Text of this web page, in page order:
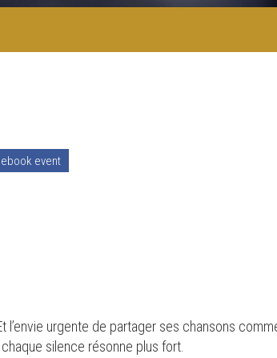
event
urgente de partager ses chansons
silence résonne plus fort.